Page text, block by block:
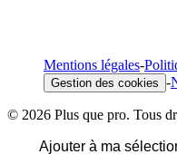
Mentions légales-
Gestion des cookies -
© 2026 Plus que pro. Tous
Ajouter à ma